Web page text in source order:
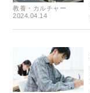
教養・カルチャー
2024.04.14